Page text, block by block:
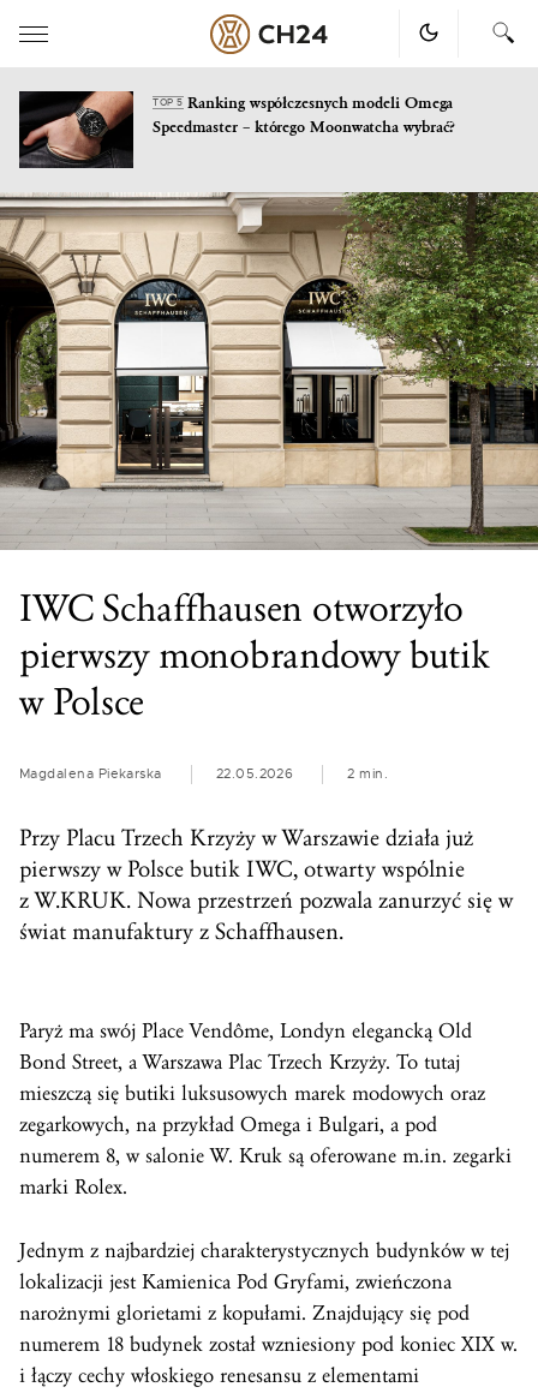
Skip
to
content
TOP 5Ranking współczesnych modeli Omega
Speedmaster – którego Moonwatcha wybrać?
IWC Schaffhausen otworzyło
pierwszy monobrandowy butik
w Polsce
Magdalena Piekarska 22.05.2026 2 min.
Przy Placu Trzech Krzyży w Warszawie działa już
pierwszy w Polsce butik IWC, otwarty wspólnie
z W.KRUK. Nowa przestrzeń pozwala zanurzyć się w
świat manufaktury z Schaffhausen.
Paryż ma swój Place Vendôme, Londyn elegancką Old
Bond Street, a Warszawa Plac Trzech Krzyży. To tutaj
mieszczą się butiki luksusowych marek modowych oraz
zegarkowych, na przykład Omega i Bulgari, a pod
numerem 8, w salonie W. Kruk są oferowane m.in. zegarki
marki Rolex.
Jednym z najbardziej charakterystycznych budynków w tej
lokalizacji jest Kamienica Pod Gryfami, zwieńczona
narożnymi glorietami z kopułami. Znajdujący się pod
numerem 18 budynek został wzniesiony pod koniec XIX w.
i łączy cechy włoskiego renesansu z elementami